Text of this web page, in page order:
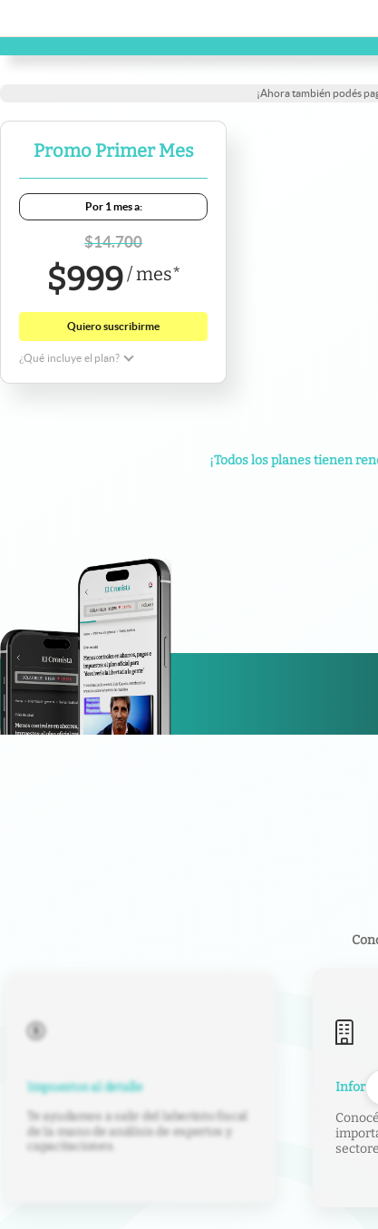
¡Ahora también podés
Promo Primer Mes
Por 1 mes a:
$14.700
$999/mes*
Quiero suscribirme
¿Qué incluye el plan?
¡Todos los planes tienen
Información de negocios
Conocé todo sobre las empresas más
importantes de Argentina y los
sectores que están por crecer.
Times